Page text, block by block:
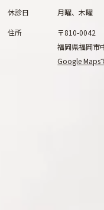
休診日
月曜、木曜
住所
〒810-0042
福岡県福岡市
Google Maps